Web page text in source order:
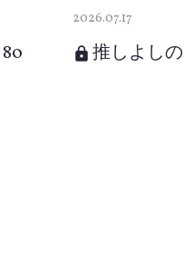
2026.07.17
推しよし